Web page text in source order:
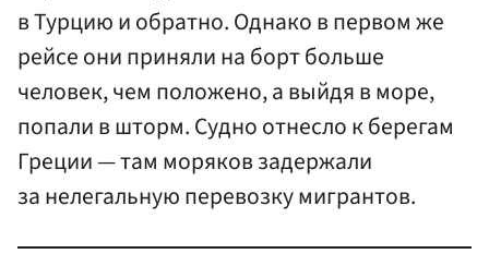
в Турцию и обратно. Однако в первом же
рейсе они приняли на борт больше
человек, чем положено, а выйдя в море,
попали в шторм. Судно отнесло к берегам
Греции — там моряков задержали
за нелегальную перевозку мигрантов.